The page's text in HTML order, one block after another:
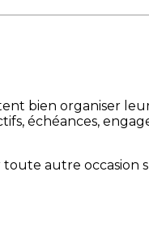
bien organiser
échéances,
toute autre occasion